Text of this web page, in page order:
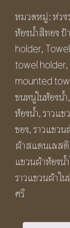
ผ้า
พร้อม
ราว
พับ
ได้
สี
ทอง
ผิว
ด้าน
58
ซม.
ส
หมวดหมู่:ห่ว
ห้องน้ำสีทอง ป้
holder,
towel holder,
mounted
ขนหนูในห้องน้ำ,
ห้องน้ำ,ราวแ
ของ,ราวแขว
ผ้าสแตนเลส
แขวนผ้าห้องน้
ราวแขวนผ้าใ
ศรี